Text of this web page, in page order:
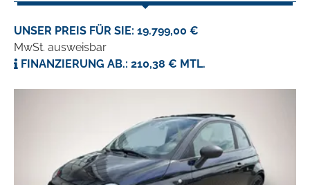
UNSER PREIS FÜR SIE: 19.799,00 €
MwSt. ausweisbar
FINANZIERUNG AB.: 210,38 € MTL.